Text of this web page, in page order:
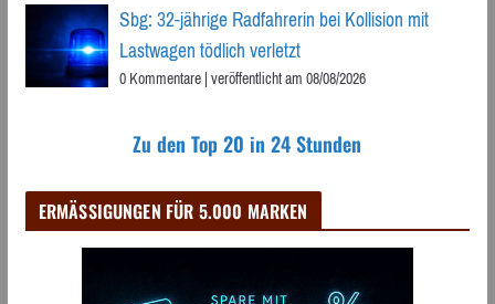
Sbg: 32-jährige Radfahrerin bei Kollision mit
Lastwagen tödlich verletzt
0 Kommentare|veröffentlicht am 08/08/2026
Zu den Top 20 in 24 Stunden
ERMÄSSIGUNGEN FÜR 5.000 MARKEN